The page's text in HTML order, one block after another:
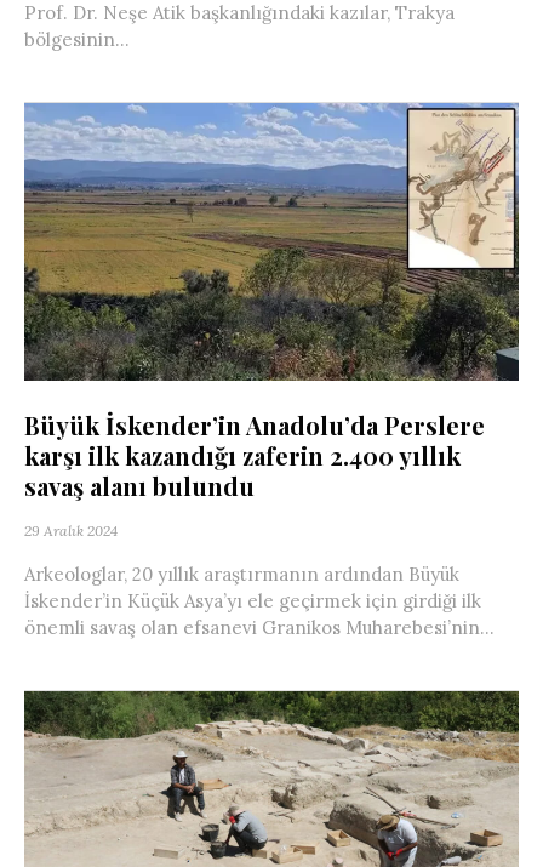
Prof. Dr. Neşe Atik başkanlığındaki kazılar, Trakya
bölgesinin...
Büyük İskender’in Anadolu’da Perslere
karşı ilk kazandığı zaferin 2.400 yıllık
savaş alanı bulundu
29 Aralık 2024
Arkeologlar, 20 yıllık araştırmanın ardından Büyük
İskender’in Küçük Asya’yı ele geçirmek için girdiği ilk
önemli savaş olan efsanevi Granikos Muharebesi’nin...